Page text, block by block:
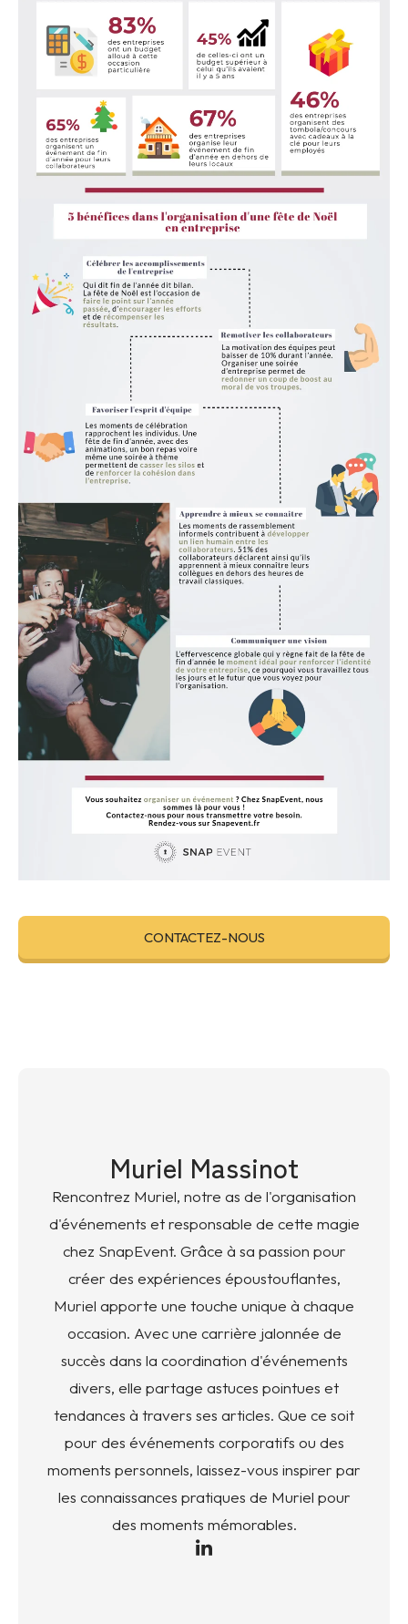
CONTACTEZ-NOUS
Muriel Massinot
Rencontrez Muriel, notre as de l'organisation
d'événements et responsable de cette magie
chez SnapEvent. Grâce à sa passion pour
créer des expériences époustouflantes,
Muriel apporte une touche unique à chaque
occasion. Avec une carrière jalonnée de
succès dans la coordination d'événements
divers, elle partage astuces pointues et
tendances à travers ses articles. Que ce soit
pour des événements corporatifs ou des
moments personnels, laissez-vous inspirer par
les connaissances pratiques de Muriel pour
des moments mémorables.